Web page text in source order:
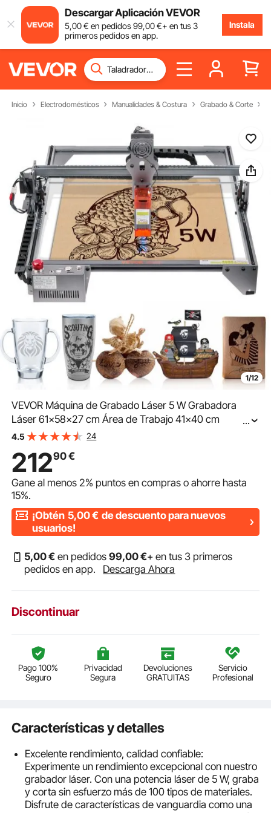
Descargar Aplicación VEVOR
5,00€ en pedidos99,00€+ en tus 3
primeros pedidos en app.
Instala
Inicio Electrodomésticos Manualidades & Costura Grabado & Corte
1/12
VEVOR Máquina de Grabado Láser 5 W Grabadora
Láser 61x58x27 cm Área de Trabajo 41x40 cm
Velocidad de Movimiento 10000 mm/min Punto
Madera Metal Acrílico
...
4.5 24
21290€
Gane al menos2% puntos en compras o ahorre hasta
15%.
¡Obtén 5,00€ de descuento para nuevos
usuarios!
5,00€ en pedidos99,00€+ en tus 3 primeros
pedidos en app.
Descarga Ahora
Discontinuar
Pago 100%
Seguro
Privacidad
Segura
Devoluciones
GRATUITAS
Servicio
Profesional
Características y detalles
Excelente rendimiento, calidad confiable:
Experimente un rendimiento excepcional con nuestro
grabador láser. Con una potencia láser de 5 W, graba
y corta sin esfuerzo más de 100 tipos de materiales.
Disfrute de características de vanguardia como una